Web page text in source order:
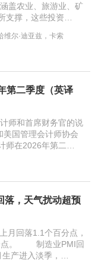
盖农业、旅游业、矿
支撑，这些投资…
维尔·迪亚兹，卡索
第二季度（英译
和首席财务官的说
国管理会计师协会
师在2026年第二…
落，天气扰动超预
回落1.1个百分点，
点。 制造业PMI回
产进入淡季，…